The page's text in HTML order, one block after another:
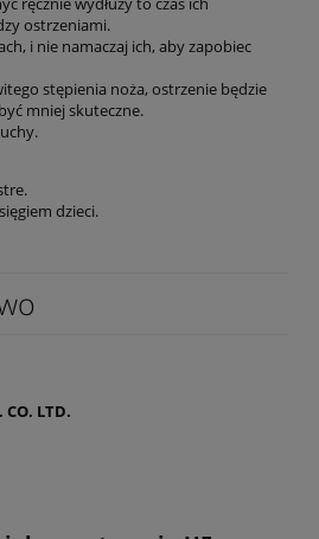
ostrzeniami.
i nie namaczaj ich, aby zapobiec
stępienia noża, ostrzenie będzie
mniej skuteczne.
dzieci.
LTD.